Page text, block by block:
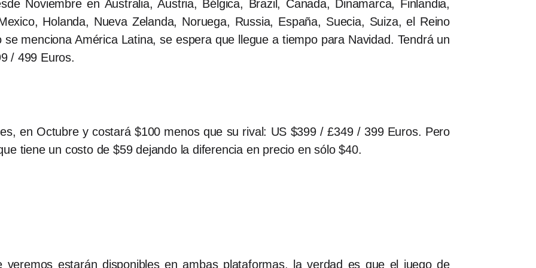
Noviembre en Australia, Austria, Bélgica, Brazil, Canada, Dinamarca, Finlandia,
Holanda, Nueva Zelanda, Noruega, Russia, España, Suecia, Suiza, el Reino
menciona América Latina, se espera que llegue a tiempo para Navidad. Tendrá un
/ 499 Euros.
en Octubre y costará $100 menos que su rival: US $399 / £349 / 399 Euros. Pero
tiene un costo de $59 dejando la diferencia en precio en sólo $40.
estarán disponibles en ambas plataformas, la verdad es que el juego de